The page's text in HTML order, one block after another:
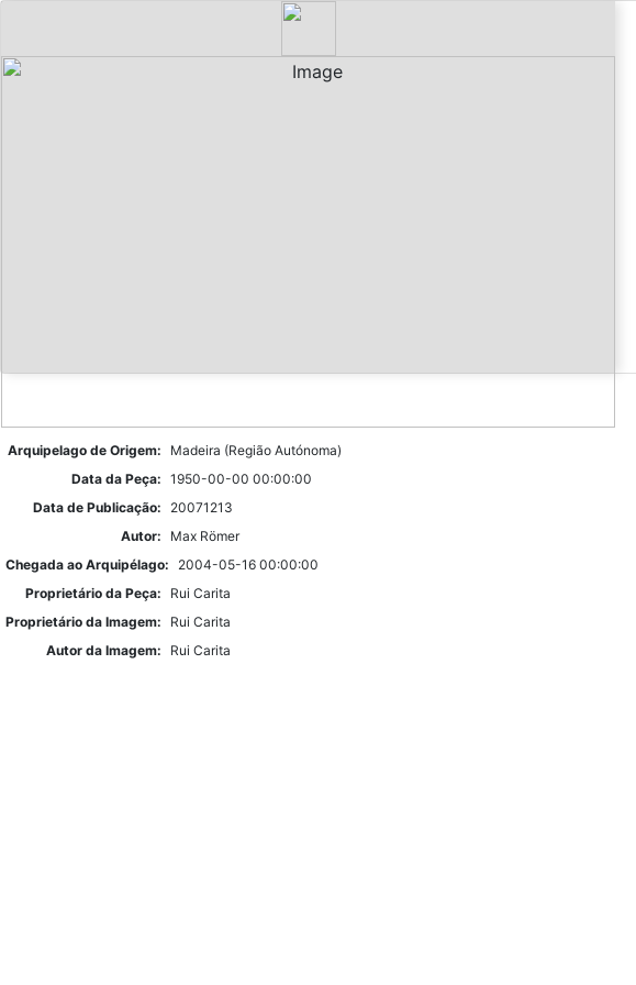
Arquipelago de Origem:
Madeira (Região Autónoma)
Data da Peça: 1950-00-00 00:00:00
Data de Publicação:
20071213
Autor:
Max Römer
Chegada ao Arquipélago:
2004-05-16 00:00:00
Proprietário da Peça:
Rui Carita
Proprietário da Imagem:
Rui Carita
Autor da Imagem:
Rui Carita